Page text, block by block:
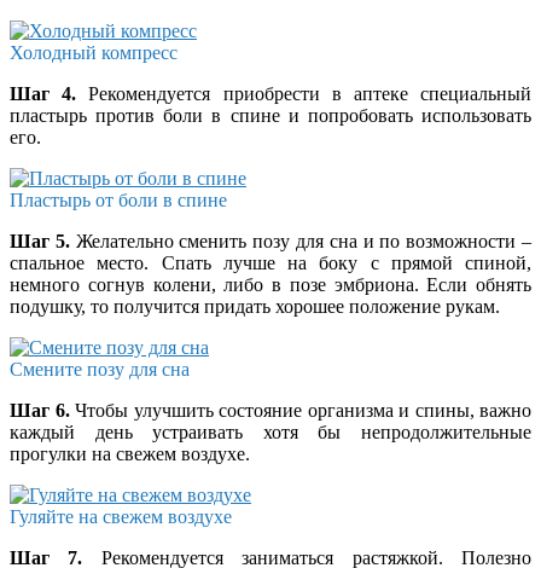
Холодный компресс
Шаг 4. Рекомендуется приобрести в аптеке специальный
пластырь против боли в спине и попробовать использовать
его.
Пластырь от боли в спине
Шаг 5.Желательно сменить позу для сна и по возможности –
спальное место. Спать лучше на боку с прямой спиной,
немного согнув колени, либо в позе эмбриона. Если обнять
подушку, то получится придать хорошее положение рукам.
Смените позу для сна
Шаг 6.Чтобы улучшить состояние организма и спины, важно
каждый день устраивать хотя бы непродолжительные
прогулки на свежем воздухе.
Гуляйте на свежем воздухе
Шаг 7. Рекомендуется заниматься растяжкой. Полезно